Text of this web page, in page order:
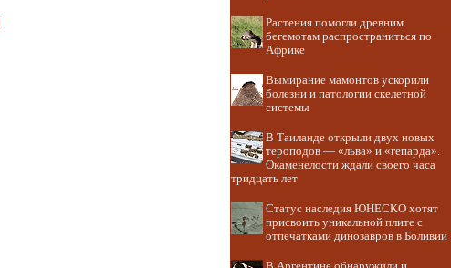
Растения помогли древним
бегемотам распространиться по
Африке
Вымирание мамонтов ускорили
болезни и патологии скелетной
системы
В Таиланде открыли двух новых
тероподов — «льва» и «гепарда».
Окаменелости ждали своего часа
тридцать лет
Статус наследия ЮНЕСКО хотят
присвоить уникальной плите с
отпечатками динозавров в Боливии